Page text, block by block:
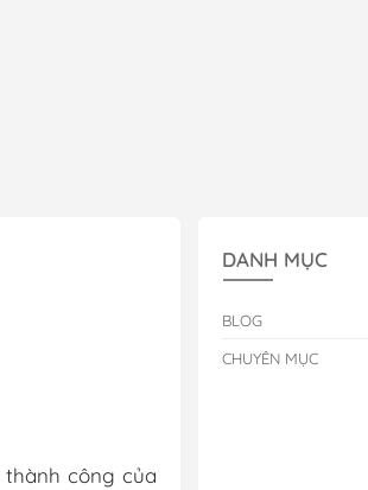
công của
DANH MỤC
BLOG
CHUYÊN MỤC